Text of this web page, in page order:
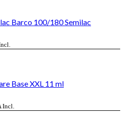
Barco 100/180 Semilac
Base XXL 11 ml
Incl.